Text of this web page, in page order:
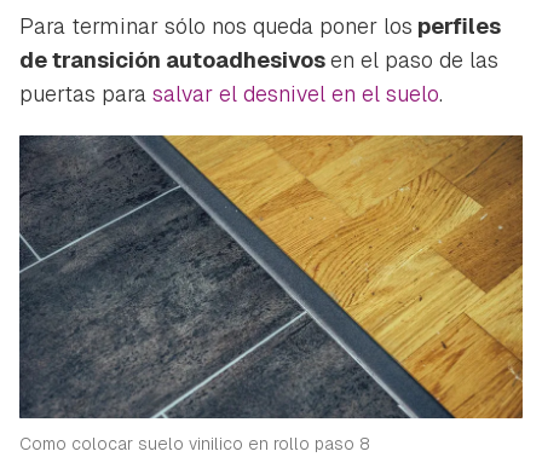
Para terminar sólo nos queda poner los perfiles
de transición autoadhesivosen el paso de las
puertas para salvar el desnivel en el suelo.
Como colocar suelo vinilico en rollo paso 8